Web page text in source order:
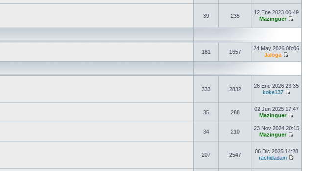
39 235
12 Ene 2023 00:49
Mazinguer
181 1657
24 May 2026 08:06
Jaloga
333 2832
26 Ene 2026 23:35
koke137
35 288
02 Jun 2025 17:47
Mazinguer
34 210
23 Nov 2024 20:15
Mazinguer
207 2547
06 Dic 2025 14:28
rachidadam